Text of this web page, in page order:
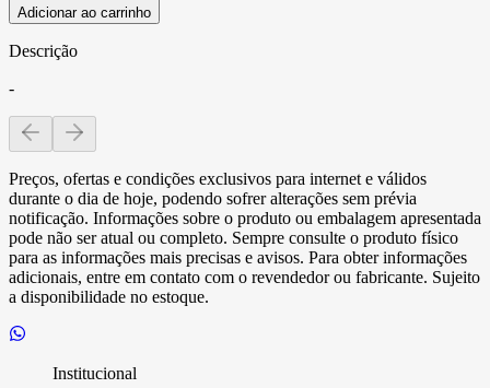
Adicionar ao carrinho
Descrição
-
Preços, ofertas e condições exclusivos para internet e válidos
durante o dia de hoje, podendo sofrer alterações sem prévia
notificação. Informações sobre o produto ou embalagem apresentada
pode não ser atual ou completo. Sempre consulte o produto físico
para as informações mais precisas e avisos. Para obter informações
adicionais, entre em contato com o revendedor ou fabricante. Sujeito
a disponibilidade no estoque.
Institucional